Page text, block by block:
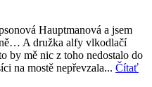
Hauptmanová a jsem
A družka alfy vlkodlačí
by mě nic z toho nedostalo do
na mostě nepřevzala... Čítať